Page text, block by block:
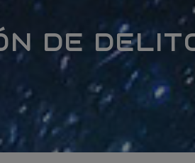
DE